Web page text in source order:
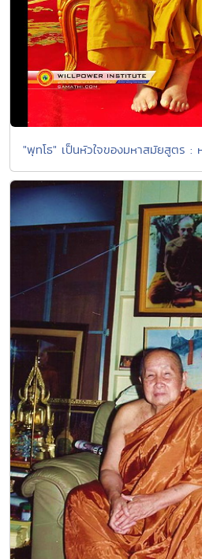
"พุทโธ" เป็นหัวใจของมหาสมัยสูตร :